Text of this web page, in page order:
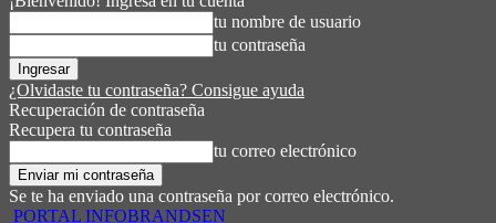
tu nombre de usuario
tu contraseña
¿Olvidaste tu contraseña? Consigue ayuda
Recuperación de contraseña
Recupera tu contraseña
tu correo electrónico
Se te ha enviado una contraseña por correo electrónico.
PORTAL INFOBRANDSEN